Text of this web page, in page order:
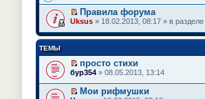
р
е
й
т
и
п
е
р
о
м
П
р
т
и
к
п
е
Правила форума
Uksus » 18.02.2013, 08:17 » в разделе
ТЕМЫ
П
е
р
е
просто стихи
бур354 » 08.05.2013, 13:14
Мои рифмушки